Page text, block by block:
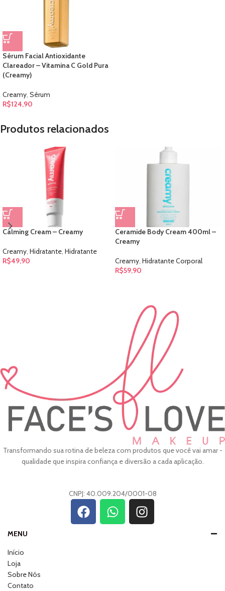
Sérum Facial Antioxidante
Clareador – Vitamina C Gold Pura
(Creamy)
Creamy, Sérum
R$124,90
Produtos relacionados
Calming Cream – Creamy
Creamy, Hidratante, Hidratante
R$49,90
Ceramide Body Cream 400ml –
Creamy
Creamy, Hidratante Corporal
R$59,90
Transformando sua rotina de beleza com produtos que você vai amar -
qualidade que inspira confiança e diversão a cada aplicação.
CNPJ: 40.009.204/0001-08
MENU
Início
Loja
Sobre Nós
Contato